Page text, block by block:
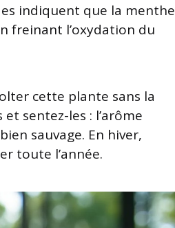
indiquent que la menthe
freinant l’oxydation du
cette plante sans la
sentez-les : l’arôme
sauvage. En hiver,
toute l’année.